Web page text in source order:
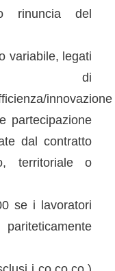
rinuncia del
variabile, legati
di
innovazione
partecipazione
dal contratto
territoriale o
se i lavoratori